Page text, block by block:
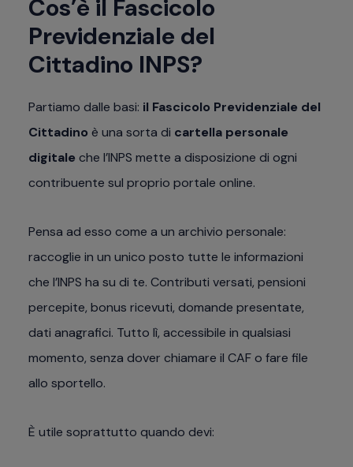
Cos’è il Fascicolo
Previdenziale del
Cittadino INPS?
Partiamo dalle basi: il Fascicolo Previdenziale del
Cittadino è una sorta di cartella personale
digitale che l’INPS mette a disposizione di ogni
contribuente sul proprio portale online.
Pensa ad esso come a un archivio personale:
raccoglie in un unico posto tutte le informazioni
che l’INPS ha su di te. Contributi versati, pensioni
percepite, bonus ricevuti, domande presentate,
dati anagrafici. Tutto lì, accessibile in qualsiasi
momento, senza dover chiamare il CAF o fare file
allo sportello.
È utile soprattutto quando devi: